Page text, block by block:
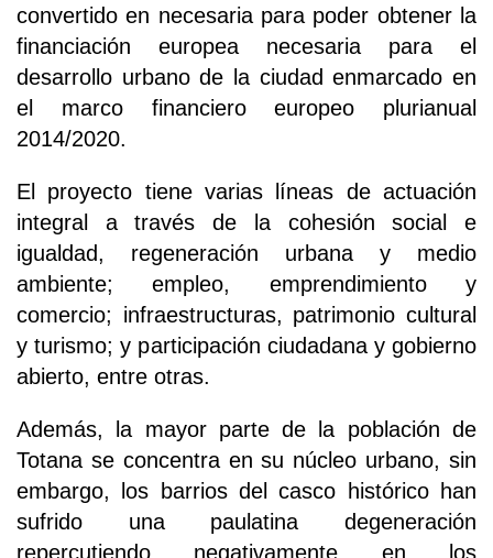
convertido en necesaria para poder obtener la
financiación europea necesaria para el
desarrollo urbano de la ciudad enmarcado en
el marco financiero europeo plurianual
2014/2020.
El proyecto tiene varias líneas de actuación
integral a través de la cohesión social e
igualdad, regeneración urbana y medio
ambiente; empleo, emprendimiento y
comercio; infraestructuras, patrimonio cultural
y turismo; y participación ciudadana y gobierno
abierto, entre otras.
Además, la mayor parte de la población de
Totana se concentra en su núcleo urbano, sin
embargo, los barrios del casco histórico han
sufrido una paulatina degeneración
repercutiendo negativamente en los